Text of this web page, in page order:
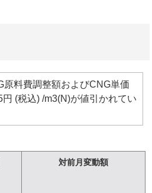
料費調整額およびCNG単価
(税込) /m3(N)が値引かれてい
対前月変動額